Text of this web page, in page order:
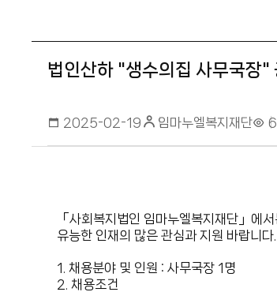
법인산하 "생수의집 사무국장"
2025-02-19 임마누엘복지재단
「사회복지법인 임마누엘복지재단 」에
유능한 인재의 많은 관심과 지원 바랍니다.
1. 채용분야 및 인원 : 사무국장 1명
2. 채용조건